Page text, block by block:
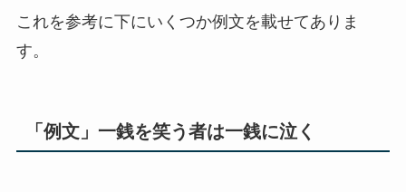
これを参考に下にいくつか例文を載せてありま
す。
「例文」一銭を笑う者は一銭に泣く